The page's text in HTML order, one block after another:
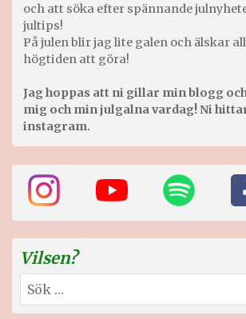
och att söka efter spännande
jultips!
På julen blir jag lite galen och älskar
högtiden att göra!
Jag hoppas att ni gillar min blogg
mig och min julgalna vardag! Ni
instagram.
Vilsen?
Sök
efter: